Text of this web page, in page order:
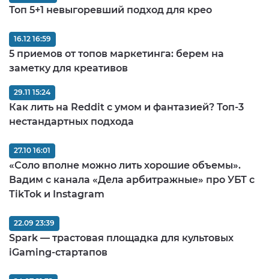
Топ 5+1 невыгоревший подход для крео
5 приемов от топов маркетинга: берем на
заметку для креативов
16.12 16:59
Как лить на Reddit с умом и фантазией? Топ-3
нестандартных подхода
29.11 15:24
«Соло вполне можно лить хорошие объемы».
Вадим с канала «Дела арбитражные» про УБТ с
TikTok и Instagram
27.10 16:01
Spark — трастовая площадка для культовых
iGaming-стартапов
22.09 23:39